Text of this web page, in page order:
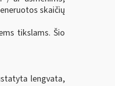
skaičių
tikslams. Šio
lengvata,